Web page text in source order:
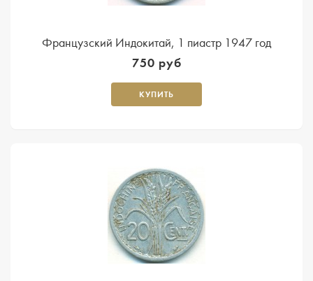
Французский Индокитай, 1 пиастр 1947 год
750 руб
КУПИТЬ